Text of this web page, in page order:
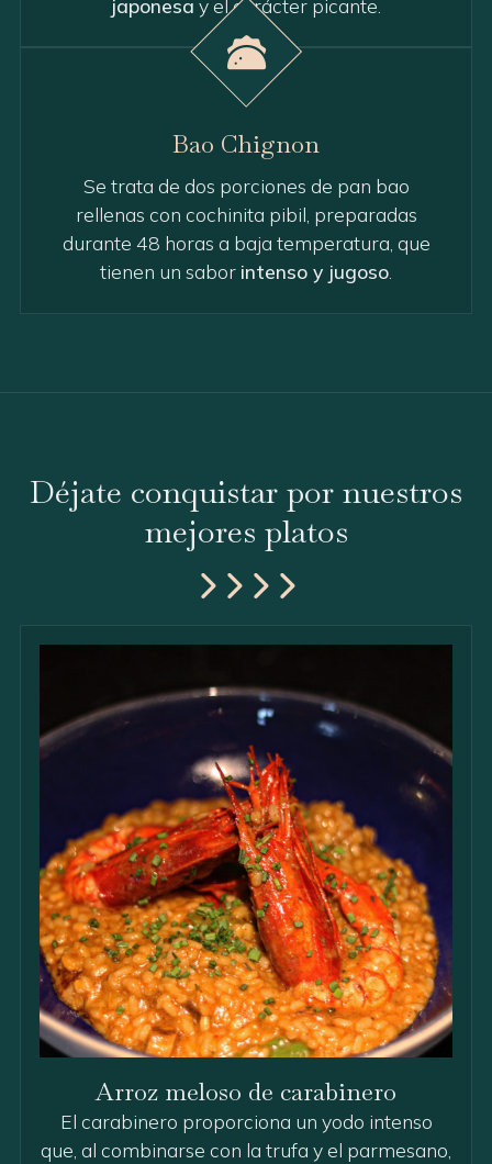
japonesa y el carácter picante.
Bao Chignon
Se trata de dos porciones de pan bao
rellenas con cochinita pibil, preparadas
durante 48 horas a baja temperatura, que
tienen un sabor intenso y jugoso
Déjate conquistar por nuestros
mejores platos
Arroz meloso de carabinero
El carabinero proporciona un yodo intenso
que, al combinarse con la trufa y el parmesano,